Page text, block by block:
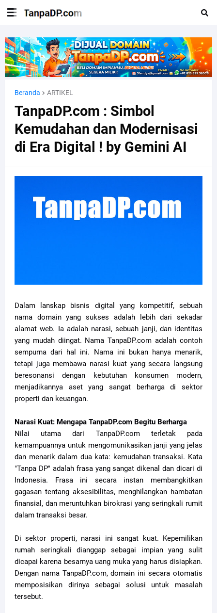
Beranda ARTIKEL
TanpaDP.com : Simbol
Kemudahan dan Modernisasi
di Era Digital ! by Gemini AI
Dalam lanskap bisnis digital yang kompetitif, sebuah
nama domain yang sukses adalah lebih dari sekadar
alamat web. Ia adalah narasi, sebuah janji, dan identitas
yang mudah diingat. Nama TanpaDP.com adalah contoh
sempurna dari hal ini. Nama ini bukan hanya menarik,
tetapi juga membawa narasi kuat yang secara langsung
beresonansi dengan kebutuhan konsumen modern,
menjadikannya aset yang sangat berharga di sektor
properti dan keuangan.
Narasi Kuat: Mengapa TanpaDP.com Begitu Berharga
Nilai utama dari TanpaDP.com terletak pada
kemampuannya untuk mengomunikasikan janji yang jelas
dan menarik dalam dua kata: kemudahan transaksi. Kata
"Tanpa DP" adalah frasa yang sangat dikenal dan dicari di
Indonesia. Frasa ini secara instan membangkitkan
gagasan tentang aksesibilitas, menghilangkan hambatan
finansial, dan meruntuhkan birokrasi yang seringkali rumit
dalam transaksi besar.
Di sektor properti, narasi ini sangat kuat. Kepemilikan
rumah seringkali dianggap sebagai impian yang sulit
dicapai karena besarnya uang muka yang harus disiapkan.
Dengan nama TanpaDP.com, domain ini secara otomatis
memposisikan dirinya sebagai solusi untuk masalah
tersebut.